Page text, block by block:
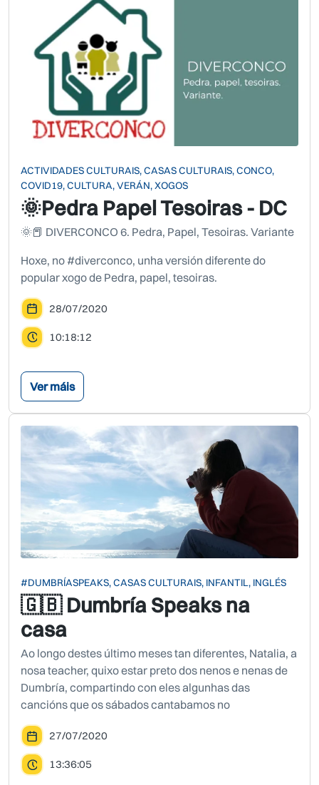
ACTIVIDADES CULTURAIS, CASAS CULTURAIS, CONCO,
COVID19, CULTURA, VERÁN, XOGOS
🌞Pedra Papel Tesoiras - DC
🌞📕 DIVERCONCO 6. Pedra, Papel, Tesoiras. Variante
Hoxe, no #diverconco, unha versión diferente do
popular xogo de Pedra, papel, tesoiras.
28/07/2020
10:18:12
Ver máis
#DUMBRÍASPEAKS, CASAS CULTURAIS, INFANTIL, INGLÉS
🇬🇧 Dumbría Speaks na
casa
Ao longo destes último meses tan diferentes, Natalia, a
nosa teacher, quixo estar preto dos nenos e nenas de
Dumbría, compartindo con eles algunhas das
cancións que os sábados cantabamos no
27/07/2020
13:36:05